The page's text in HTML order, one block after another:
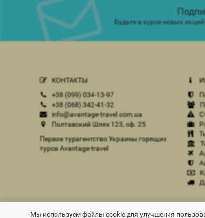
Будьте в курсе новых
КОНТАКТЫ
+38 (099) 034-13-97
+38 (068) 342-41-32
info@avantage-travel.com.ua
Полтавский Шлях 123, оф. 25
Первое турагентство Украины горящих
туров Avantage-travel
Мы используем файлы cookie для улучшения